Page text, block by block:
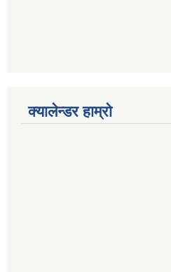
क्यालेन्डर हाम्रो